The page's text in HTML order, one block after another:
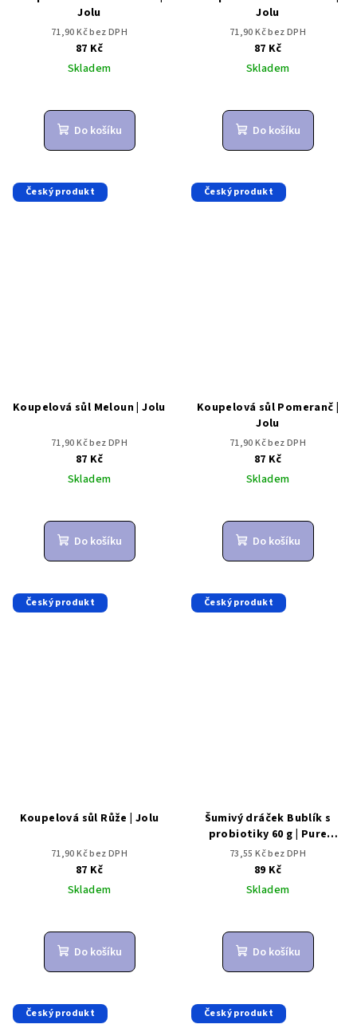
Jolu
71,90 Kč bez DPH
87 Kč
Skladem
Do košíku
Jolu
71,90 Kč bez DPH
87 Kč
Skladem
Do košíku
Český produkt
Koupelová sůl Meloun | Jolu
71,90 Kč bez DPH
87 Kč
Skladem
Do košíku
Český produkt
Koupelová sůl Pomeranč |
Jolu
71,90 Kč bez DPH
87 Kč
Skladem
Do košíku
Český produkt
Koupelová sůl Růže | Jolu
71,90 Kč bez DPH
87 Kč
Skladem
Do košíku
Český produkt
Šumivý dráček Bublík s
probiotiky 60 g | Pure
Harmony
73,55 Kč bez DPH
89 Kč
Skladem
Do košíku
Český produkt Český produkt